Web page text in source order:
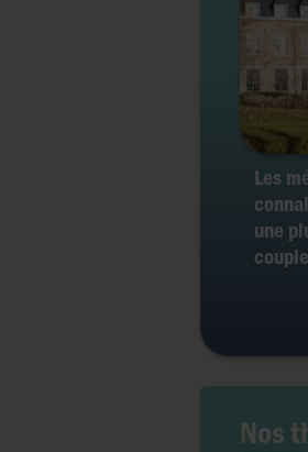
Les
une
Nos